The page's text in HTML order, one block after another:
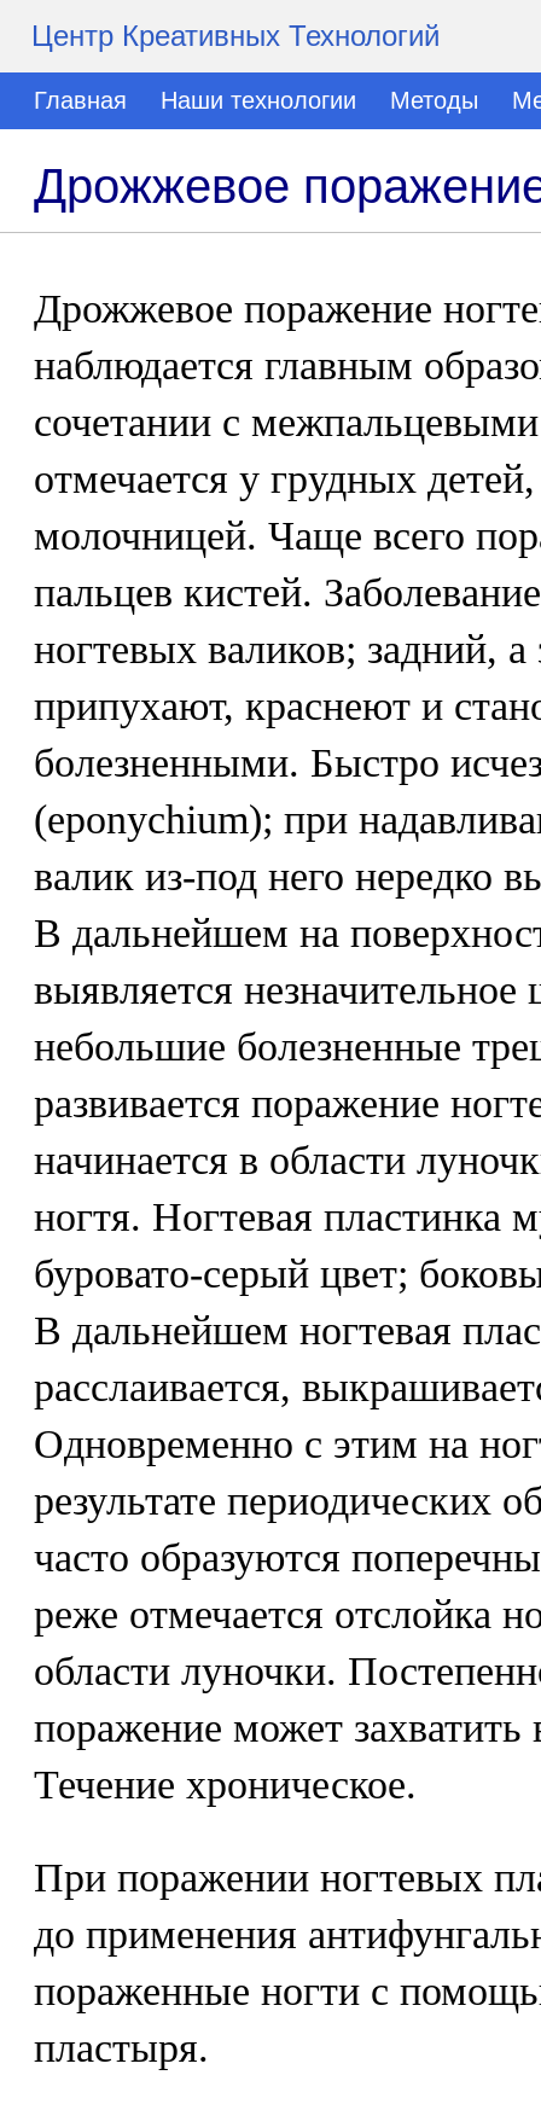
Центр Креативных Технологий
Главная Наши технологии Методы
Дрожжевое
Дрожжевое поражение
наблюдается главным
сочетании с
отмечается у грудных
молочницей. Чаще всего
пальцев кистей.
ногтевых валиков; задний,
припухают, краснеют и
болезненными. Быстро
(eponychium); при
валик из-под него нередко
В дальнейшем на
выявляется
небольшие болезненные
развивается поражение
начинается в области
ногтя. Ногтевая пластинка
буровато-серый цвет;
В дальнейшем ногтевая
расслаивается,
Одновременно с этим на
результате периодических
часто образуются
реже отмечается отслойка
области луночки.
поражение может
Течение хроническое.
При поражении ногтевых
до применения
пораженные ногти с
пластыря.